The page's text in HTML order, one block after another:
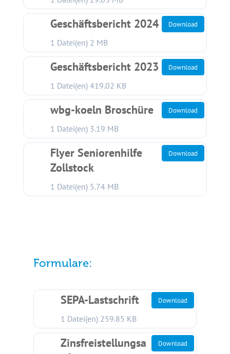
Geschäftsbericht 2024
1 Datei(en) 2 MB
Download
Geschäftsbericht 2023
1 Datei(en) 419.02 KB
Download
wbg-koeln Broschüre
1 Datei(en) 3.19 MB
Download
Flyer Seniorenhilfe
Zollstock
1 Datei(en) 5.74 MB
Download
Formulare:
SEPA-Lastschrift
1 Datei(en) 259.85 KB
Download
Zinsfreistellungsa
Download